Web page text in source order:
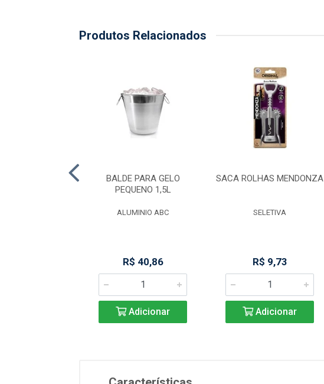
Produtos Relacionados
BALDE PARA GELO
PEQUENO 1,5L
ALUMINIO ABC
R$ 40,86
Adicionar
SACA ROLHAS MENDONZA
SELETIVA
R$ 9,73
Adicionar